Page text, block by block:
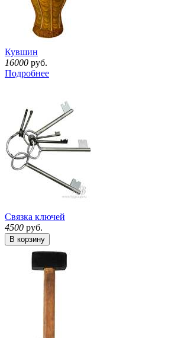
Кувшин
16000 руб.
Подробнее
Связка ключей
4500 руб.
В корзину